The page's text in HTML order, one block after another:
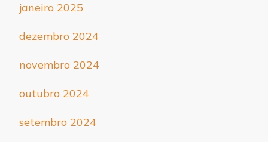
janeiro 2025
dezembro 2024
novembro 2024
outubro 2024
setembro 2024